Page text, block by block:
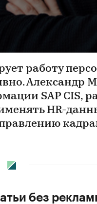
работу
Александр
SAP CIS,
HR-
без